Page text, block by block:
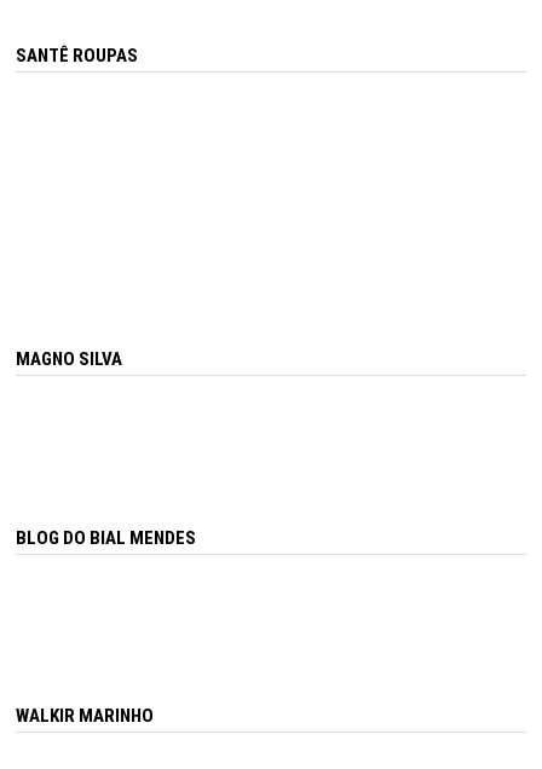
SANTÊ ROUPAS
MAGNO SILVA
BLOG DO BIAL MENDES
WALKIR MARINHO